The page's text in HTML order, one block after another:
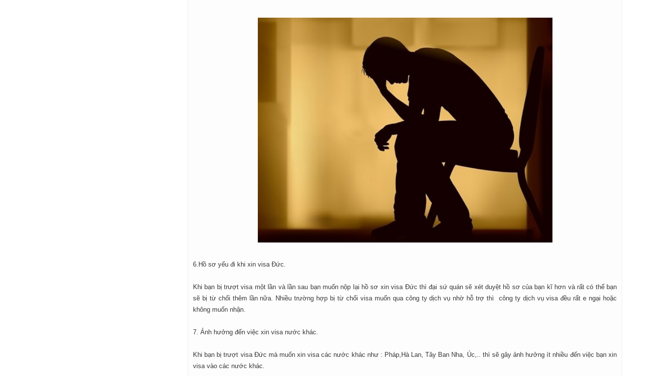
6.Hồ sơ yếu đi khi xin visa Đức.
Khi bạn bị trượt visa một lần và lần sau bạn muốn nộp lại hồ sơ xin visa Đức thì đại sứ quán sẽ xét duyệt hồ sơ của bạn kĩ hơn và rất có thể bạn
sẽ bị từ chối thêm lần nữa. Nhiều trường hợp bị từ chối visa muốn qua công ty dịch vụ nhờ hỗ trợ thì công ty dịch vụ visa đều rất e ngại hoặc
không muốn nhận.
7. Ảnh hưởng đến việc xin visa nước khác.
Khi bạn bị trượt visa Đức mà muốn xin visa các nước khác như : Pháp,Hà Lan, Tây Ban Nha, Úc,.. thì sẽ gây ảnh hưởng ít nhiều đến việc bạn xin
visa vào các nước khác.